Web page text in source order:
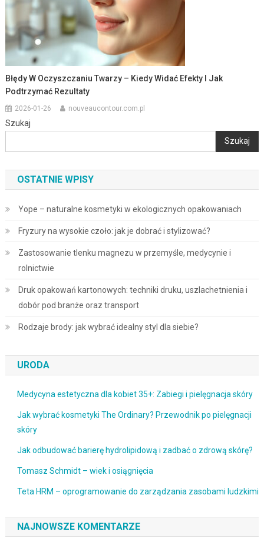
Błędy W Oczyszczaniu Twarzy – Kiedy Widać Efekty I Jak
Podtrzymać Rezultaty
2026-01-26 nouveaucontour.com.pl
Szukaj
Szukaj
OSTATNIE WPISY
Yope – naturalne kosmetyki w ekologicznych opakowaniach
Fryzury na wysokie czoło: jak je dobrać i stylizować?
Zastosowanie tlenku magnezu w przemyśle, medycynie i
rolnictwie
Druk opakowań kartonowych: techniki druku, uszlachetnienia i
dobór pod branże oraz transport
Rodzaje brody: jak wybrać idealny styl dla siebie?
URODA
Medycyna estetyczna dla kobiet 35+: Zabiegi i pielęgnacja skóry
Jak wybrać kosmetyki The Ordinary? Przewodnik po pielęgnacji
skóry
Jak odbudować barierę hydrolipidową i zadbać o zdrową skórę?
Tomasz Schmidt – wiek i osiągnięcia
Teta HRM – oprogramowanie do zarządzania zasobami ludzkimi
NAJNOWSZE KOMENTARZE